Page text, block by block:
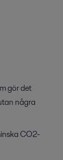
gör det
några
CO2-